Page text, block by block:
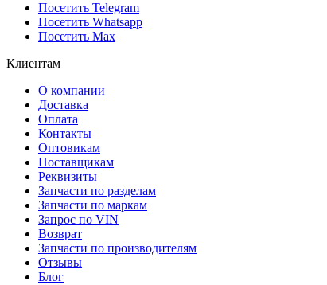
Посетить Telegram
Посетить Whatsapp
Посетить Max
Клиентам
О компании
Доставка
Оплата
Контакты
Оптовикам
Поставщикам
Реквизиты
Запчасти по разделам
Запчасти по маркам
Запрос по VIN
Возврат
Запчасти по производителям
Отзывы
Блог